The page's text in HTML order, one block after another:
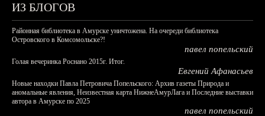
ИЗ БЛОГОВ
Районная библиотека в Амурске уничтожена. На очереди библиотека
Островского в Комсомольске?!
павел попельский
Голая вечеринка Роснано 2015г. Итог.
Евгений Афанасьев
Новые находки Павла Петровича Попельского: Архив газеты Природа и
аномальные явления, Неизвестная карта НижнеАмурЛага и Последние выставки
автора в Амурске по 2025
павел попельский